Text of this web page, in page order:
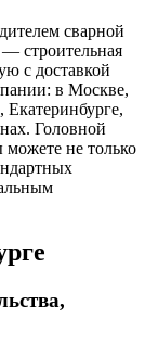
сварной
строительная
с доставкой
в Москве,
Головной
не только